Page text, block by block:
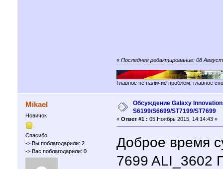
«Последнее редактирование: 08
Главное не наличие проблем, главное
Mikael
Новичок
Спасибо
-> Вы поблагодарили: 2
-> Вас поблагодарили: 0
Обсуждение Galaxy
S6199/S6699/ST7199/ST7699
«Ответ #1 : 05 Ноябрь 2015, 14:14:43 »
Доброе время
7699 ALI_3602